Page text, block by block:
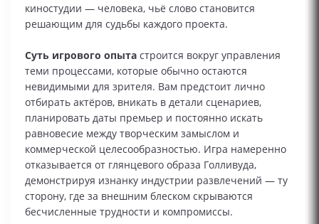
киностудии — человека, чьё слово становится
решающим для судьбы каждого проекта.
Суть игрового опыта строится вокруг управления
теми процессами, которые обычно остаются
невидимыми для зрителя. Вам предстоит лично
отбирать актёров, вникать в детали сценариев,
планировать даты премьер и постоянно искать
равновесие между творческим замыслом и
коммерческой целесообразностью. Игра намеренно
отказывается от глянцевого образа Голливуда,
демонстрируя изнанку индустрии развлечений — ту
сторону, где за внешним блеском скрываются
бесчисленные трудности и компромиссы.